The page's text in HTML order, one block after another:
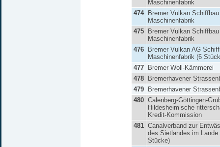
Maschinenfabrik
474
Bremer Vulkan
Maschinenfabrik
475
Bremer Vulkan
Maschinenfabrik
476
Bremer Vulkan AG
Maschinenfabrik (6
477
Bremer Woll-Kämmerei
478
Bremerhavener
479
Bremerhavener
480 Calenberg-Göttingen-
Hildesheim’sche
Kredit-Kommission
481 Canalverband zur
des Sietlandes im Lande
Stücke)